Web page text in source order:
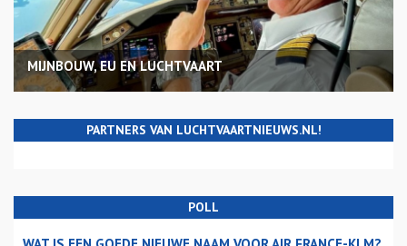
MIJNBOUW, EU EN LUCHTVAART
PARTNERS VAN LUCHTVAARTNIEUWS.NL!
POLL